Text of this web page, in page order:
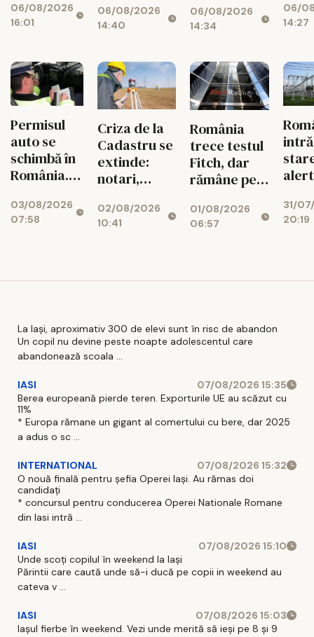
mari pot
rămâne
energie în
orele de
vârf
06/08/2026
16:01
zona
seismică
06/08/2026
14:40
rutiere
decât din
tuberculozei
și a
drogurilor
06/08/2026
14:34
06/
14:27
Permisul
auto se
schimbă în
România.
noi îi
așteaptă
intra în
03/08/2026
07:58
Criza de la
Cadastru se
extinde:
notari,
și bănci,
afectați de
02/08/2026
10:41
România
trece testul
Fitch, dar
rămâne pe
prăpastiei
financiare
01/08/2026
06:57
31/
20:19
La Iași, aproximativ 300 de elevi sunt în risc de abandon
Un copil nu devine peste noapte adolescentul care
abandonează scoala ...
IASI
07/08/2026 15:35
Berea europeană pierde teren. Exporturile UE au scăzut cu
11%
* Europa rămane un gigant al comertului cu bere, dar 2025
a adus o sc ...
INTERNATIONAL
07/08/2026 15:32
O nouă finală pentru șefia Operei Iași. Au rămas doi
candidați
* concursul pentru conducerea Operei Nationale Romane
din Iasi intră ...
IASI
07/08/2026 15:10
Unde scoți copilul în weekend la Iași
Părintii care caută unde să-i ducă pe copii in weekend au
cateva v ...
IASI
07/08/2026 15:03
Iașul fierbe în weekend. Vezi unde merită să ieși pe 8 și 9